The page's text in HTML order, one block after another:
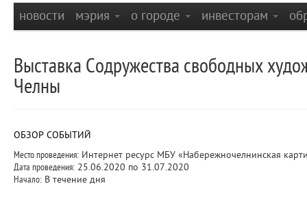
новости мэрия о городе инвесторам
Выставка Содружества свободных
Челны
ОБЗОР СОБЫТИЙ
Место проведения: Интернет ресурс МБУ «Набережночелнинская
Дата проведения: 25.06.2020 по 31.07.2020
Начало: В течение дня